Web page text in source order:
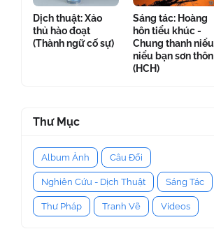
Dịch thuật: Xảo
thủ hào đoạt
(Thành ngữ cố sự)
Sáng tác: Hoàng
hôn tiểu khúc -
Chung thanh niểu
niểu bạn sơn thôn
(HCH)
Thư Mục
Album Ảnh Câu Đối
Nghiên Cứu - Dịch Thuật Sáng Tác
Thư Pháp Tranh Vẽ Videos